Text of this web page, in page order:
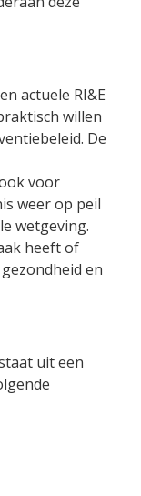
actuele RI&E
willen
De
voor
weer op peil
wetgeving.
heeft of
en
uit een